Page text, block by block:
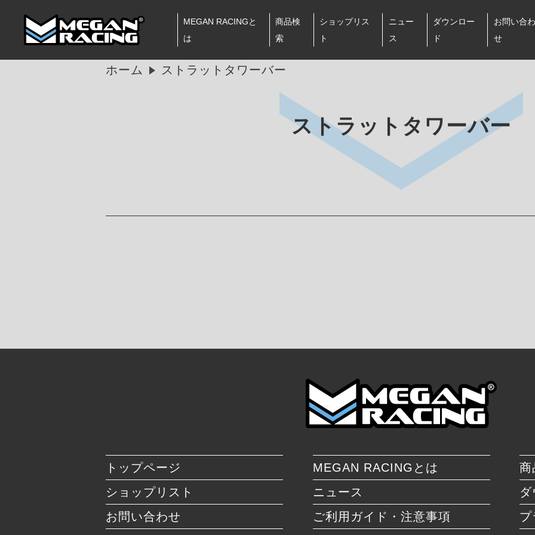
MEGAN RACINGと
は
商品検
索
ショップリス
ト
ニュー
ス
ダウンロー
ド
お問い合わ
せ
ホーム ストラットタワーバー
ストラットタワーバー
トップページ MEGAN RACINGとは
商
ショップリスト
ニュース
お問い合わせ
ご利用ガイド・注意事項 プ